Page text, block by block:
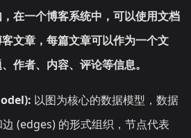
在一个博客系统中，可以使用文档
文章，每篇文章可以作为一个文
作者、内容、评论等信息。
以图为核心的数据模型，数据
(edges) 的形式组织，节点代表